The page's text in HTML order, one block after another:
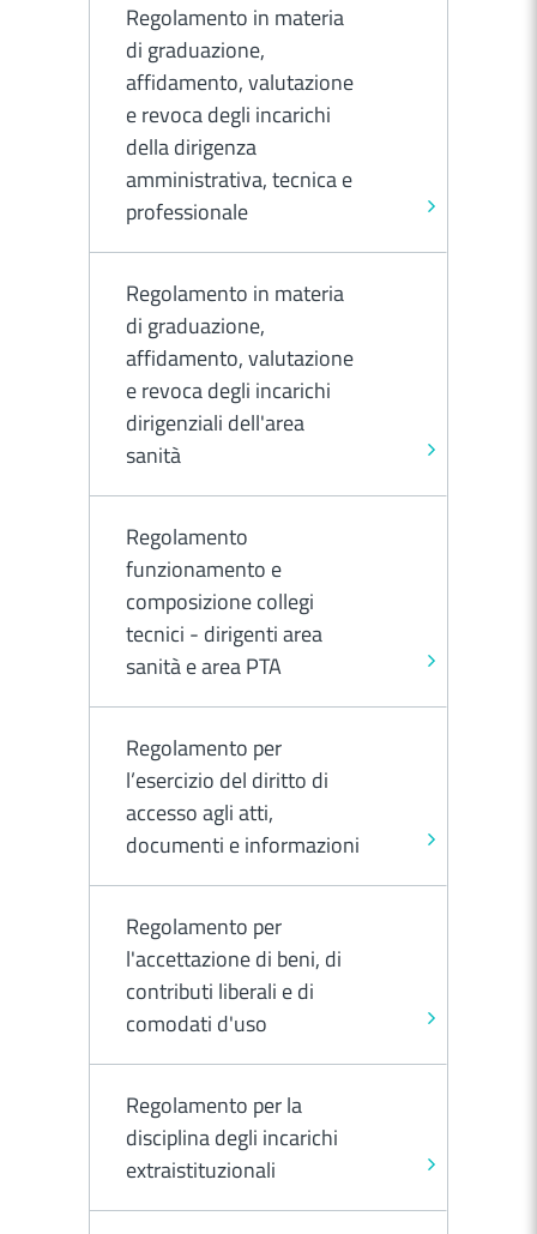
Regolamento in materia
di graduazione,
affidamento, valutazione
e revoca degli incarichi
della dirigenza
amministrativa, tecnica e
professionale
Regolamento in materia
di graduazione,
affidamento, valutazione
e revoca degli incarichi
dirigenziali dell'area
sanità
Regolamento
funzionamento e
composizione collegi
tecnici - dirigenti area
sanità e area PTA
Regolamento per
l’esercizio del diritto di
accesso agli atti,
documenti e informazioni
Regolamento per
l'accettazione di beni, di
contributi liberali e di
comodati d'uso
Regolamento per la
disciplina degli incarichi
extraistituzionali